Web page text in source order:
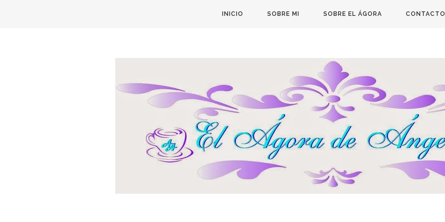
INICIO SOBRE MI SOBRE EL ÁGORA CONTACTO